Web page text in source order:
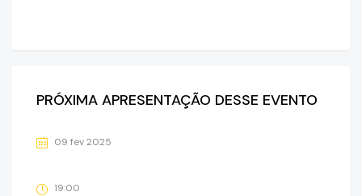
PRÓXIMA APRESENTAÇÃO DESSE EVENTO
09 fev 2025
19:00